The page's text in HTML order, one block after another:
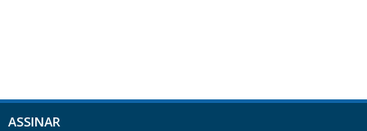
ASSINAR